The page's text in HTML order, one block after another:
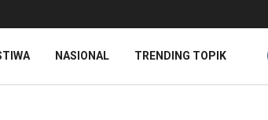
NASIONAL TRENDING TOPIK